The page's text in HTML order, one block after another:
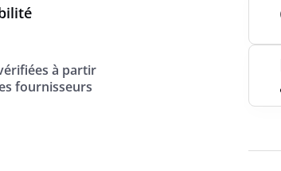
à partir
fournisseurs